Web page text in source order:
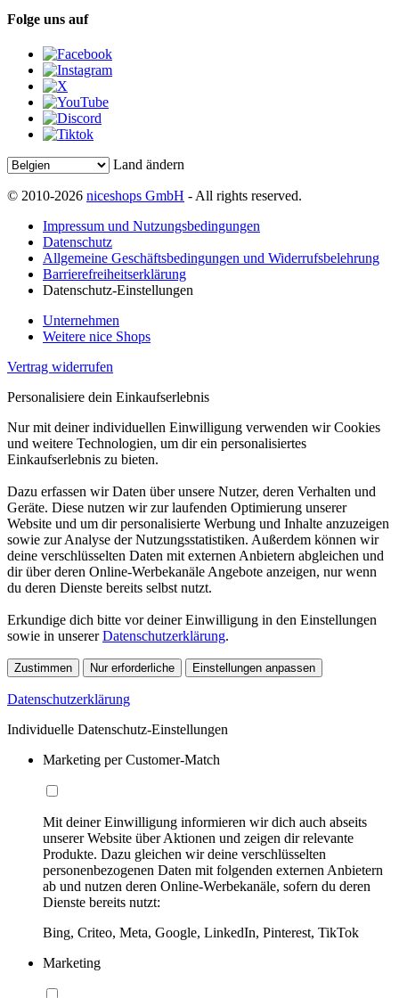
Folge uns auf
Land ändern
© 2010-2026 niceshops GmbH - All rights reserved.
Impressum und Nutzungsbedingungen
Datenschutz
Allgemeine Geschäftsbedingungen und Widerrufsbelehrung
Barrierefreiheitserklärung
Datenschutz-Einstellungen
Unternehmen
Weitere nice Shops
Vertrag widerrufen
Personalisiere dein Einkaufserlebnis
Nur mit deiner individuellen Einwilligung verwenden wir Cookies
und weitere Technologien, um dir ein personalisiertes
Einkaufserlebnis zu bieten.
Dazu erfassen wir Daten über unsere Nutzer, deren Verhalten und
Geräte. Diese nutzen wir zur laufenden Optimierung unserer
Website und um dir personalisierte Werbung und Inhalte anzuzeigen
sowie zur Analyse der Nutzungsstatistiken. Außerdem können wir
deine verschlüsselten Daten mit externen Anbietern abgleichen und
dir über deren Online-Werbekanäle Angebote anzeigen, nur wenn
du deren Dienste bereits selbst nutzt.
Erkundige dich bitte vor deiner Einwilligung in den Einstellungen
sowie in unsererDatenschutzerklärung.
Zustimmen Nur erforderliche Einstellungen anpassen
Datenschutzerklärung
Individuelle Datenschutz-Einstellungen
Marketing per Customer-Match
Mit deiner Einwilligung informieren wir dich auch abseits
unserer Website über Aktionen und zeigen dir relevante
Produkte. Dazu gleichen wir deine verschlüsselten
personenbezogenen Daten mit folgenden externen Anbietern
ab und nutzen deren Online-Werbekanäle, sofern du deren
Dienste bereits nutzt:
Bing, Criteo, Meta, Google, LinkedIn, Pinterest, TikTok
Marketing